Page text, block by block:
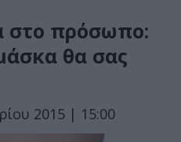
στο πρόσωπο:
θα σας
2015 | 15:00